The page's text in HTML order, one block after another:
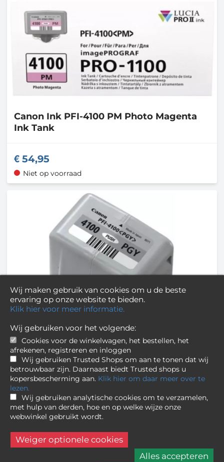
Canon Ink PFI-4100 PM Photo Magenta
Ink Tank
54,95
Niet op voorraad
CanonInk PFI-4100 PGY Photo Grey Ink
Tank
Wij maken gebruik van cookies om u de beste
ervaring op onze website te bieden.
Klik hier voor meer informatie.
Wij gebruiken voor het volgende:
Cookies voor de winkelwagen, het bestellen, het
afrekenen, registreren en inloggen
Wij gebruiken Trusted Shops om aan te tonen dat wij
betrouwbaar zijn. Daarnaast biedt Trusted shops u
kopersbescherming aan. Klik hier om daar meer over te
lezen.
Wij gebruiken analytische cookies om te verzamelen,
met hulp van derden, hoe en op welke wijze onze
webwinkel gebruikt wordt.
Weiger optionele cookies
Alles accepteren